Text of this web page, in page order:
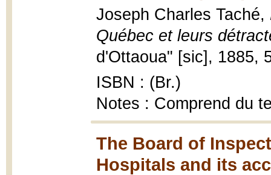
Joseph Charles Taché,
Québec et leurs
d'Ottaoua" [sic], 1885,
ISBN : (Br.)
Notes : Comprend du
The Board of
Hospitals and its